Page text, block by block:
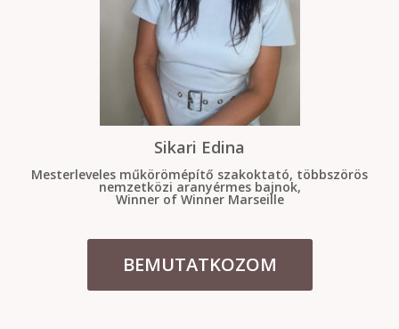
Sikari Edina
Mesterleveles műkörömépítő szakoktató, többszörös
nemzetközi aranyérmes bajnok,
Winner of Winner Marseille
BEMUTATKOZOM